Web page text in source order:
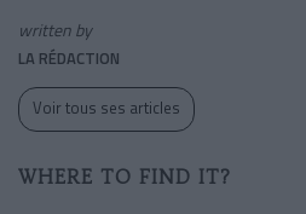
written by
LA RÉDACTION
Voir tous ses articles
WHERE TO FIND IT?